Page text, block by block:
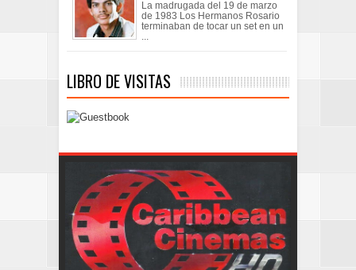
La madrugada del 19 de marzo
de 1983 Los Hermanos Rosario
terminaban de tocar un set en un
...
LIBRO DE VISITAS